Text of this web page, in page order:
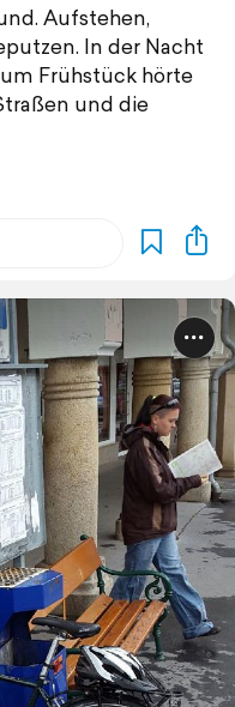
Aufstehen,
In der Nacht
Frühstück hörte
und die